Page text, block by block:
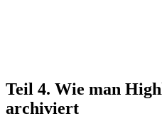
Teil 4. Wie man
archiviert